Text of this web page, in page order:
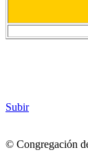
Subir
© Congregación